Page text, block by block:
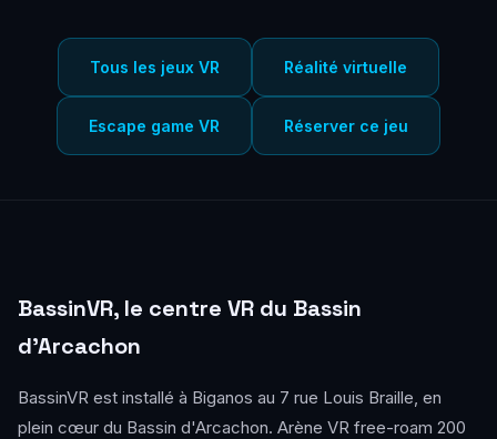
Tous les jeux VR Réalité virtuelle
Escape game VR Réserver ce jeu
BassinVR, le centre VR du Bassin
d'Arcachon
BassinVR est installé à Biganos au 7 rue Louis Braille, en
plein cœur du Bassin d'Arcachon. Arène VR free-roam 200